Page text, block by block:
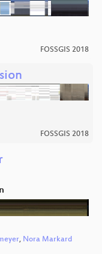
FOSSGIS 2018
FOSSGIS 2018
, Nora Markard